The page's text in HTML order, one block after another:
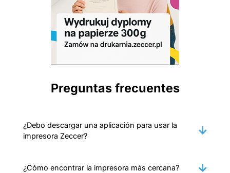
Preguntas frecuentes
¿Debo descargar una aplicación para usar la
impresora Zeccer?
¿Cómo encontrar la impresora más cercana?